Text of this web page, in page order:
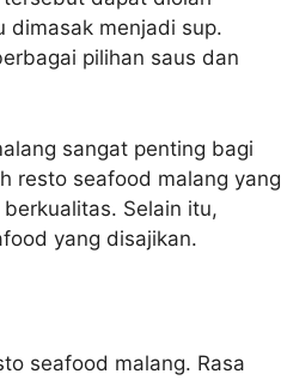
dimasak menjadi sup.
pilihan saus dan
sangat penting bagi
resto seafood malang yang
Selain itu,
yang disajikan.
seafood malang. Rasa